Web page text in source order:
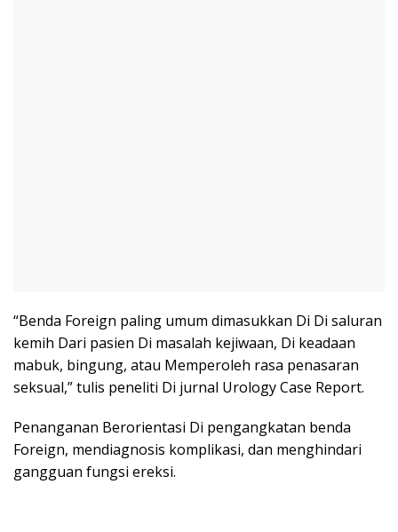
“Benda Foreign paling umum dimasukkan Di Di saluran
kemih Dari pasien Di masalah kejiwaan, Di keadaan
mabuk, bingung, atau Memperoleh rasa penasaran
seksual,” tulis peneliti Di jurnal Urology Case Report.
Penanganan Berorientasi Di pengangkatan benda
Foreign, mendiagnosis komplikasi, dan menghindari
gangguan fungsi ereksi.